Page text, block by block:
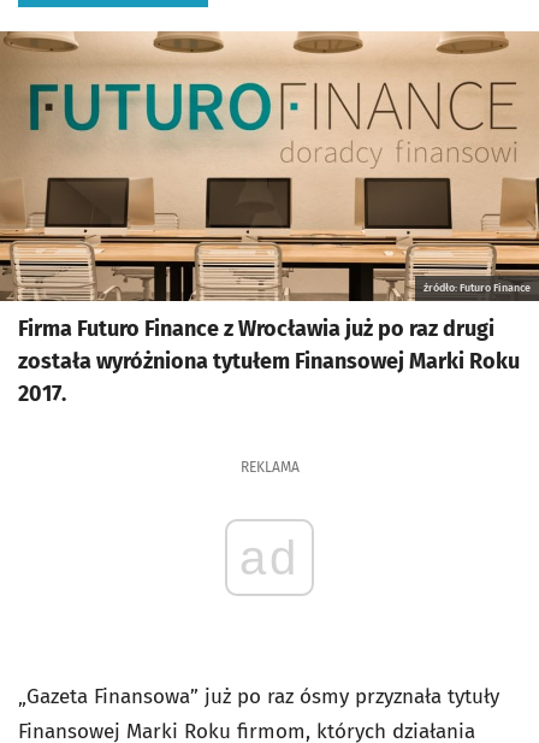
Kliknij, aby powiększyć
źródło: Futuro Finance
Firma Futuro Finance z Wrocławia już po raz drugi
została wyróżniona tytułem Finansowej Marki Roku
2017.
REKLAMA
ad
„Gazeta Finansowa” już po raz ósmy przyznała tytuły
Finansowej Marki Roku firmom, których działania